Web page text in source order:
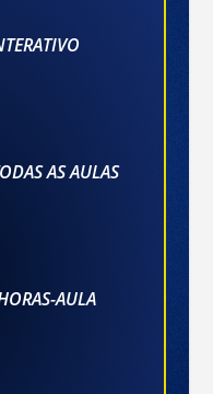
AS AULAS
AULA